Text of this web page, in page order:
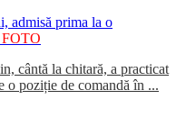
admisă prima la o
FOTO
cântă la chitară, a practicat
o poziție de comandă în ...